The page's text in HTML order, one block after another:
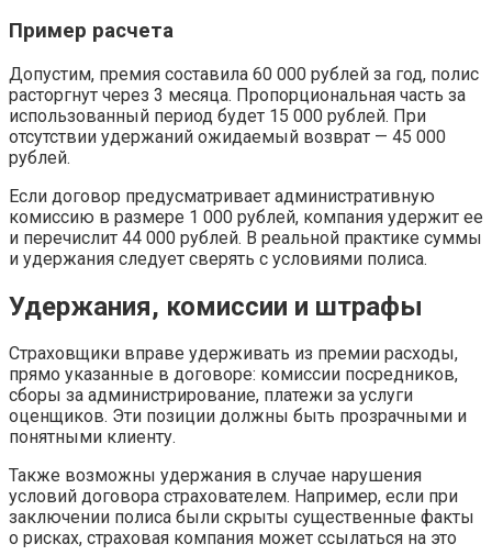
Пример расчета
Допустим, премия составила 60 000 рублей за год, полис
расторгнут через 3 месяца. Пропорциональная часть за
использованный период будет 15 000 рублей. При
отсутствии удержаний ожидаемый возврат — 45 000
рублей.
Если договор предусматривает административную
комиссию в размере 1 000 рублей, компания удержит ее
и перечислит 44 000 рублей. В реальной практике суммы
и удержания следует сверять с условиями полиса.
Удержания, комиссии и штрафы
Страховщики вправе удерживать из премии расходы,
прямо указанные в договоре: комиссии посредников,
сборы за администрирование, платежи за услуги
оценщиков. Эти позиции должны быть прозрачными и
понятными клиенту.
Также возможны удержания в случае нарушения
условий договора страхователем. Например, если при
заключении полиса были скрыты существенные факты
о рисках, страховая компания может ссылаться на это